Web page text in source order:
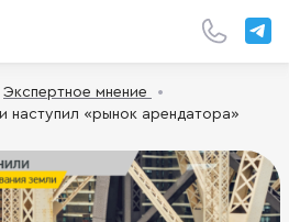
Экспертное мнение
наступил «рынок арендатора»